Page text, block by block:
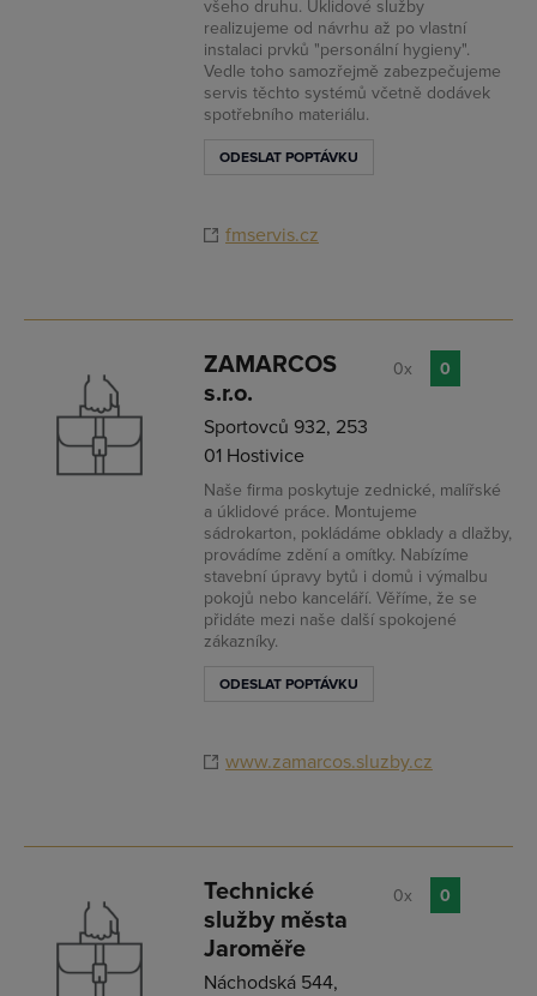
všeho druhu. Úklidové služby
realizujeme od návrhu až po vlastní
instalaci prvků "personální hygieny".
Vedle toho samozřejmě zabezpečujeme
servis těchto systémů včetně dodávek
spotřebního materiálu.
ODESLAT POPTÁVKU
fmservis.cz
ZAMARCOS
s.r.o.
Sportovců 932, 253
01 Hostivice
Naše firma poskytuje zednické, malířské
a úklidové práce. Montujeme
sádrokarton, pokládáme obklady a dlažby,
provádíme zdění a omítky. Nabízíme
stavební úpravy bytů i domů i výmalbu
pokojů nebo kanceláří. Věříme, že se
přidáte mezi naše další spokojené
zákazníky.
ODESLAT POPTÁVKU
www.zamarcos.sluzby.cz
0x 0
Technické
služby města
Jaroměře
Náchodská 544,
0x 0